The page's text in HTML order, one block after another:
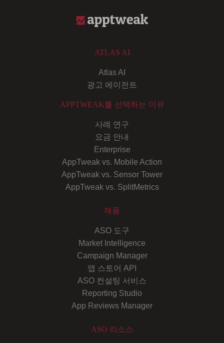
ATLAS AI
Atlas AI
광고 에이전트
APPTWEAK를 선택하는 이유
사례 연구
요금 안내
Enterprise
AppTweak vs. Mobile Action
AppTweak vs. Sensor Tower
AppTweak vs. SplitMetrics
제품
ASO 도구
Market Intelligence
Campaign Manager
앱 스토어 API
ASO 컨설팅 서비스
Reporting Studio
App Reviews Manager
ASO 리소스